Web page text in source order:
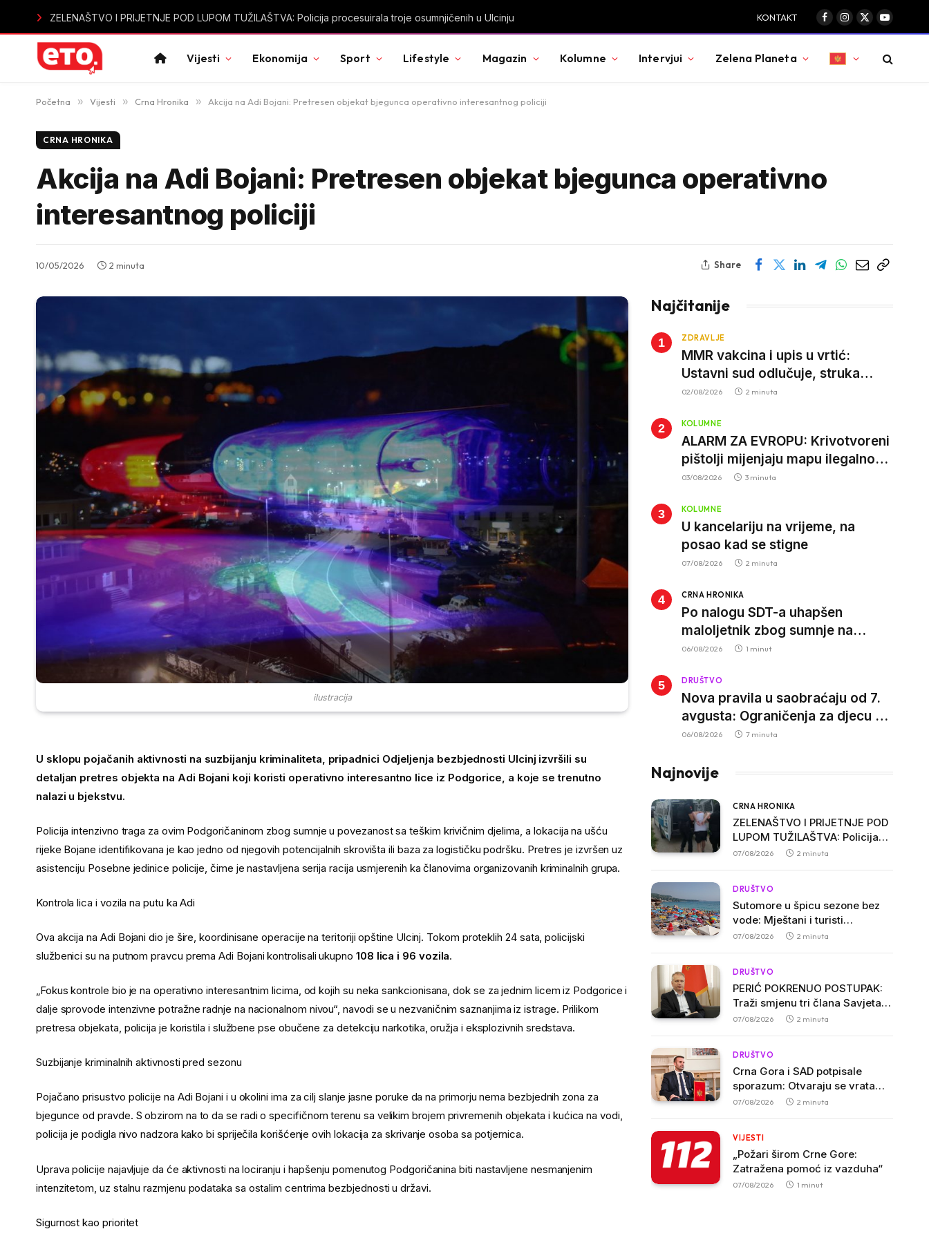
Sutomore u špicu sezone bez vode: Mještani i turisti ogorčeni, apartmani se prazne zbog višesatnih restrikcija KONTAKT
Facebook
Instagram
X
(Twitter)
YouTube
Vijesti Ekonomija Sport Lifestyle Magazin Kolumne Intervjui Zelena Planeta
Početna » Vijesti » Crna Hronika » Akcija na Adi Bojani: Pretresen objekat bjegunca operativno interesantnog policiji
CRNA HRONIKA
Akcija na Adi Bojani: Pretresen objekat bjegunca operativno
interesantnog policiji
10/05/2026 2 minuta Share
ilustracija
U sklopu pojačanih aktivnosti na suzbijanju kriminaliteta, pripadnici Odjeljenja bezbjednosti Ulcinj izvršili su
detaljan pretres objekta na Adi Bojani koji koristi operativno interesantno lice iz Podgorice, a koje se trenutno
nalazi u bjekstvu.
Policija intenzivno traga za ovim Podgoričaninom zbog sumnje u povezanost sa teškim krivičnim djelima, a lokacija na ušću
rijeke Bojane identifikovana je kao jedno od njegovih potencijalnih skrovišta ili baza za logističku podršku. Pretres je izvršen uz
asistenciju Posebne jedinice policije, čime je nastavljena serija racija usmjerenih ka članovima organizovanih kriminalnih grupa.
Kontrola lica i vozila na putu ka Adi
Ova akcija na Adi Bojani dio je šire, koordinisane operacije na teritoriji opštine Ulcinj. Tokom proteklih 24 sata, policijski
službenici su na putnom pravcu prema Adi Bojani kontrolisali ukupno 108 lica i 96 vozila.
„Fokus kontrole bio je na operativno interesantnim licima, od kojih su neka sankcionisana, dok se za jednim licem iz Podgorice i
dalje sprovode intenzivne potražne radnje na nacionalnom nivou“, navodi se u nezvaničnim saznanjima iz istrage. Prilikom
pretresa objekata, policija je koristila i službene pse obučene za detekciju narkotika, oružja i eksplozivnih sredstava.
Suzbijanje kriminalnih aktivnosti pred sezonu
Pojačano prisustvo policije na Adi Bojani i u okolini ima za cilj slanje jasne poruke da na primorju nema bezbjednih zona za
bjegunce od pravde. S obzirom na to da se radi o specifičnom terenu sa velikim brojem privremenih objekata i kućica na vodi,
policija je podigla nivo nadzora kako bi spriječila korišćenje ovih lokacija za skrivanje osoba sa potjernica.
Uprava policije najavljuje da će aktivnosti na lociranju i hapšenju pomenutog Podgoričanina biti nastavljene nesmanjenim
intenzitetom, uz stalnu razmjenu podataka sa ostalim centrima bezbjednosti u državi.
Sigurnost kao prioritet
Najčitanije
ZDRAVLJE
MMR vakcina i upis u vrtić:
Ustavni sud odlučuje, struka
poziva roditelje da vjeruju nauci
02/08/2026 2 minuta
KOLUMNE
ALARM ZA EVROPU: Krivotvoreni
pištolji mijenjaju mapu ilegalnog
tržišta, istrage ukazuju na
03/08/2026 3 minuta
KOLUMNE
U kancelariju na vrijeme, na
posao kad se stigne
07/08/2026 2 minuta
CRNA HRONIKA
Po nalogu SDT-a uhapšen
maloljetnik zbog sumnje na
vrbovanje i obučavanje za
06/08/2026 1 minut
DRUŠTVO
Nova pravila u saobraćaju od 7.
avgusta: Ograničenja za djecu na
trotinetima i mlade vozače, veće
djece
06/08/2026 7 minuta
Najnovije
CRNA HRONIKA
ZELENAŠTVO I PRIJETNJE POD
LUPOM TUŽILAŠTVA: Policija
procesuirala troje osumnjičenih
07/08/2026 2 minuta
DRUŠTVO
Sutomore u špicu sezone bez
vode: Mještani i turisti
ogorčeni, apartmani se prazne
07/08/2026 2 minuta
DRUŠTVO
PERIĆ POKRENUO POSTUPAK:
Traži smjenu tri člana Savjeta
Biblioteke „Radosav Ljumović“
07/08/2026 2 minuta
DRUŠTVO
Crna Gora i SAD potpisale
sporazum: Otvaraju se vrata
američkim investicijama i
07/08/2026 2 minuta
VIJESTI
„Požari širom Crne Gore:
Zatražena pomoć iz vazduha“
07/08/2026 1 minut